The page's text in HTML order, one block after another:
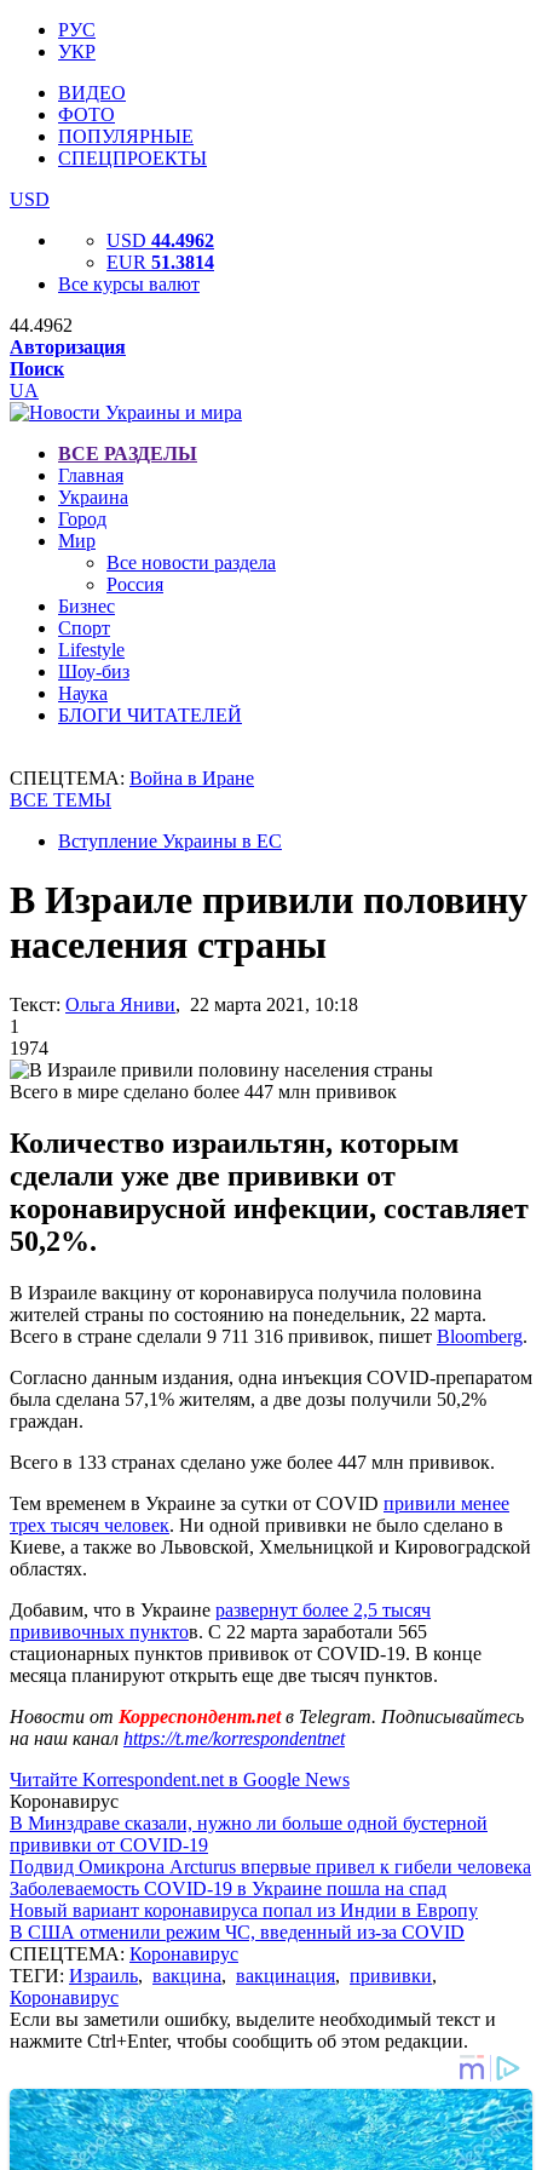
РУС
УКР
ВИДЕО
ФОТО
ПОПУЛЯРНЫЕ
СПЕЦПРОЕКТЫ
USD
USD 44.4962
EUR 51.3814
Все курсы валют
44.4962
Авторизация
Поиск
UA
ВСЕ РАЗДЕЛЫ
Главная
Украина
Город
Мир
Все новости раздела
Россия
Бизнес
Спорт
Lifestyle
Шоу-биз
Наука
БЛОГИ ЧИТАТЕЛЕЙ
СПЕЦТЕМА: Война в Иране
ВСЕ ТЕМЫ
Вступление Украины в ЕС
В Израиле привили половину
населения страны
Текст: Ольга Яниви, 22 марта 2021, 10:18
1
1974
Всего в мире сделано более 447 млн прививок
Количество израильтян, которым
сделали уже две прививки от
коронавирусной инфекции, составляет
50,2%.
В Израиле вакцину от коронавируса получила половина
жителей страны по состоянию на понедельник, 22 марта.
Всего в стране сделали 9 711 316 прививок, пишет Bloomberg.
Согласно данным издания, одна инъекция COVID-препаратом
была сделана 57,1% жителям, а две дозы получили 50,2%
граждан.
Всего в 133 странах сделано уже более 447 млн прививок.
Тем временем в Украине за сутки от COVID привили менее
трех тысяч человек. Ни одной прививки не было сделано в
Киеве, а также во Львовской, Хмельницкой и Кировоградской
областях.
Добавим, что в Украине развернут более 2,5 тысяч
прививочных пунктов. С 22 марта заработали 565
стационарных пунктов прививок от COVID-19. В конце
месяца планируют открыть еще две тысяч пунктов.
Новости от Корреспондент.netв Telegram. Подписывайтесь
на наш канал https://t.me/korrespondentnet
Читайте Korrespondent.net в Google News
Коронавирус
В Минздраве сказали, нужно ли больше одной бустерной
прививки от COVID-19
Подвид Омикрона Arcturus впервые привел к гибели человека
Заболеваемость COVID-19 в Украине пошла на спад
Новый вариант коронавируса попал из Индии в Европу
В США отменили режим ЧС, введенный из-за COVID
СПЕЦТЕМА: Коронавирус
ТЕГИ: Израиль, вакцина, вакцинация, прививки,
Коронавирус
Если вы заметили ошибку, выделите необходимый текст и
нажмите Ctrl+Enter, чтобы сообщить об этом редакции.